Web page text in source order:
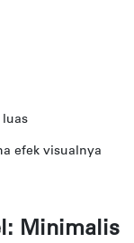
luas
efek visualnya
Minimalis